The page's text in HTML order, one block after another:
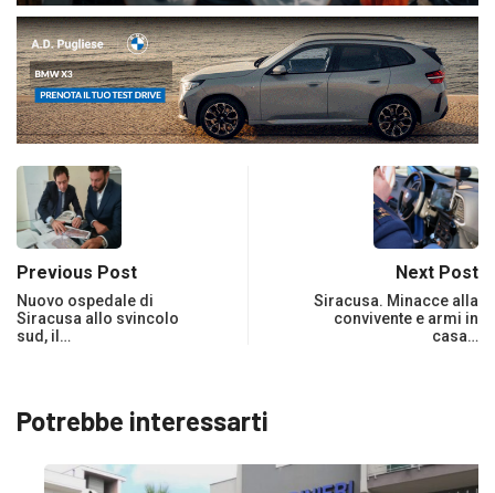
Previous Post
Nuovo ospedale di
Siracusa allo svincolo
sud, il…
Next Post
Siracusa. Minacce alla
convivente e armi in
casa…
Potrebbe interessarti